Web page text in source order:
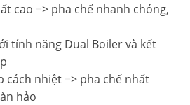
cao => pha chế nhanh chóng,
tính năng Dual Boiler và kết
nhiệt => pha chế nhất
hảo